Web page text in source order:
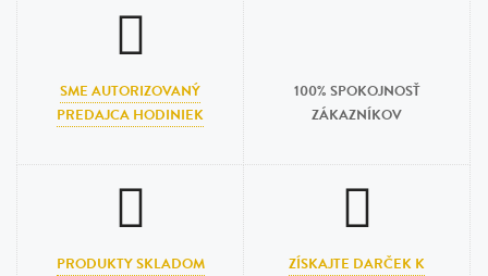
SME AUTORIZOVANÝ
PREDAJCA HODINIEK
100% SPOKOJNOSŤ
ZÁKAZNÍKOV
PRODUKTY SKLADOM
ZÍSKAJTE DARČEK K